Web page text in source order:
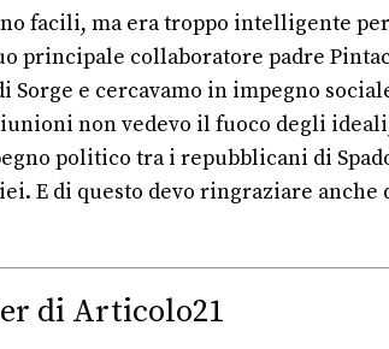
facili, ma era troppo intelligente
principale collaboratore padre
Sorge e cercavamo in impegno
non vedevo il fuoco degli
politico tra i repubblicani di
E di questo devo ringraziare anche
di Articolo21